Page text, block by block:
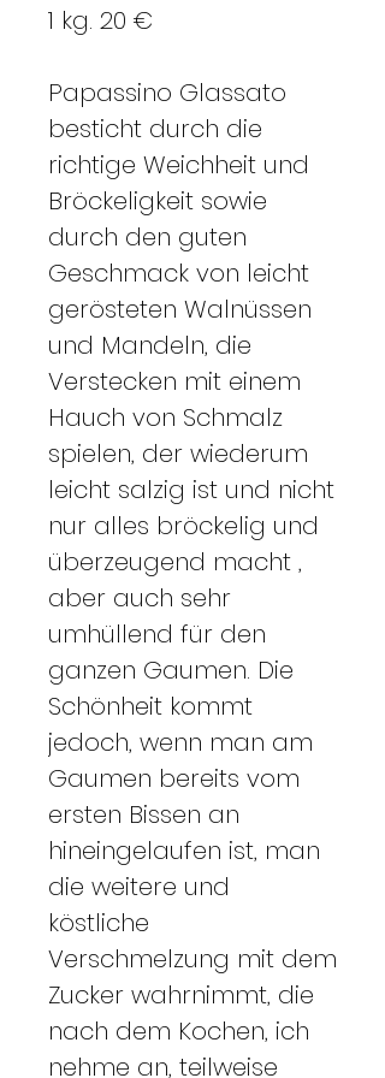
1 kg. 20 €
Papassino Glassato
besticht durch die
richtige Weichheit und
Bröckeligkeit sowie
durch den guten
Geschmack von leicht
gerösteten Walnüssen
und Mandeln, die
Verstecken mit einem
Hauch von Schmalz
spielen, der wiederum
leicht salzig ist und nicht
nur alles bröckelig und
überzeugend macht ,
aber auch sehr
umhüllend für den
ganzen Gaumen. Die
Schönheit kommt
jedoch, wenn man am
Gaumen bereits vom
ersten Bissen an
hineingelaufen ist, man
die weitere und
köstliche
Verschmelzung mit dem
Zucker wahrnimmt, die
nach dem Kochen, ich
nehme an, teilweise